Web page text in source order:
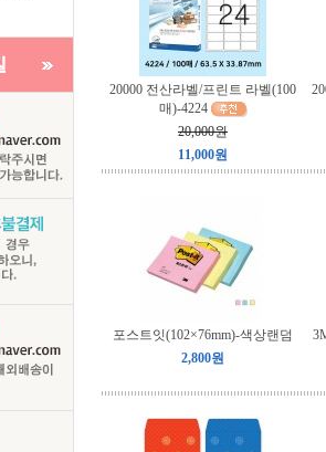
20000 전산라벨/프린트 라벨(100
매)-4224
20,000원
11,000원
포스트잇(102×76mm)-색상랜덤
2,800원